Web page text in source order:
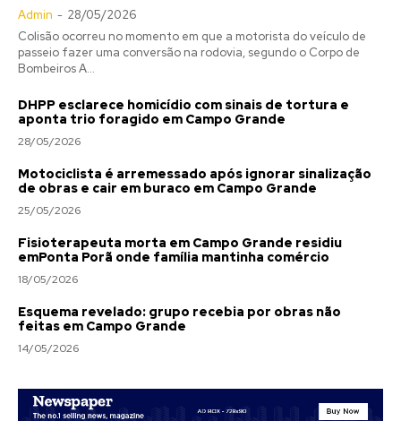
Admin - 28/05/2026
Colisão ocorreu no momento em que a motorista do veículo de
passeio fazer uma conversão na rodovia, segundo o Corpo de
Bombeiros A...
DHPP esclarece homicídio com sinais de tortura e
aponta trio foragido em Campo Grande
28/05/2026
Motociclista é arremessado após ignorar sinalização
de obras e cair em buraco em Campo Grande
25/05/2026
Fisioterapeuta morta em Campo Grande residiu
emPonta Porã onde família mantinha comércio
18/05/2026
Esquema revelado: grupo recebia por obras não
feitas em Campo Grande
14/05/2026